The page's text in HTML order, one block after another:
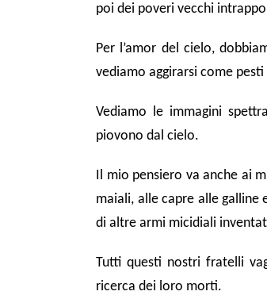
poi dei poveri vecchi
Per l’amor del cielo,
vediamo aggirarsi come
Vediamo le immagini
piovono dal cielo.
Il mio pensiero va anche ai
maiali, alle capre alle galline
di altre armi micidiali
Tutti questi nostri fratelli
ricerca dei loro morti.